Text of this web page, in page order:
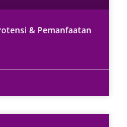
& Pemanfaatan